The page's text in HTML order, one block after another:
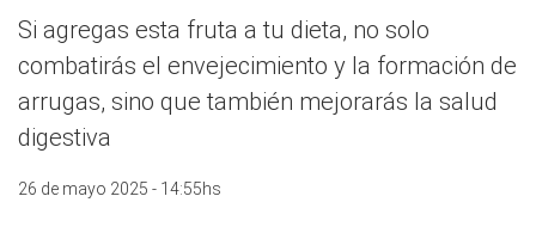
Si agregas esta fruta a tu dieta, no solo
combatirás el envejecimiento y la formación de
arrugas, sino que también mejorarás la salud
digestiva
26 de mayo 2025 - 14:55hs